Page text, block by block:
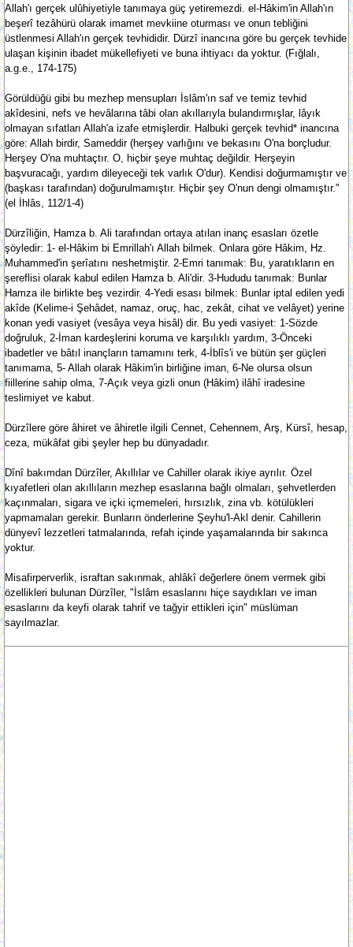
Allah'ı gerçek ulûhiyetiyle tanımaya güç yetiremezdi. el-Hâkim'in Allah'ın
beşerî tezâhürü olarak imamet mevkiine oturması ve onun tebliğini
üstlenmesi Allah'ın gerçek tevhididir. Dürzî inancına göre bu gerçek tevhide
ulaşan kişinin ibadet mükellefiyeti ve buna ihtiyacı da yoktur. (Fığlalı,
a.g.e., 174-175)
Görüldüğü gibi bu mezhep mensupları İslâm'ın saf ve temiz tevhid
akîdesini, nefs ve hevâlarına tâbi olan akıllarıyla bulandırmışlar, lâyık
olmayan sıfatları Allah'a izafe etmişlerdir. Halbuki gerçek tevhid* inancına
göre: Allah birdir, Sameddir (herşey varlığını ve bekasını O'na borçludur.
Herşey O'na muhtaçtır. O, hiçbir şeye muhtaç değildir. Herşeyin
başvuracağı, yardım dileyeceği tek varlık O'dur). Kendisi doğurmamıştır ve
(başkası tarafından) doğurulmamıştır. Hiçbir şey O'nun dengi olmamıştır."
(el İhlâs, 112/1-4)
Dürzîliğin, Hamza b. Ali tarafından ortaya atılan inanç esasları özetle
şöyledir: 1- el-Hâkim bi Emrillah'ı Allah bilmek. Onlara göre Hâkim, Hz.
Muhammed'in şerîatını neshetmiştir. 2-Emri tanımak: Bu, yaratıkların en
şereflisi olarak kabul edilen Hamza b. Ali'dir. 3-Hududu tanımak: Bunlar
Hamza ile birlikte beş vezirdir. 4-Yedi esası bilmek: Bunlar iptal edilen yedi
akîde (Kelime-i Şehâdet, namaz, oruç, hac, zekât, cihat ve velâyet) yerine
konan yedi vasiyet (vesâya veya hisâl) dir. Bu yedi vasiyet: 1-Sözde
doğruluk, 2-İman kardeşlerini koruma ve karşılıklı yardım, 3-Önceki
ibadetler ve bâtıl inançların tamamını terk, 4-İblîs'i ve bütün şer güçleri
tanımama, 5- Allah olarak Hâkim'in birliğine iman, 6-Ne olursa olsun
fiillerine sahip olma, 7-Açık veya gizli onun (Hâkim) ilâhî iradesine
teslimiyet ve kabut.
Dürzîlere göre âhiret ve âhiretle ilgili Cennet, Cehennem, Arş, Kürsî, hesap,
ceza, mükâfat gibi şeyler hep bu dünyadadır.
Dînî bakımdan Dürzîler, Akıllılar ve Cahiller olarak ikiye ayrılır. Özel
kıyafetleri olan akıllıların mezhep esaslarına bağlı olmaları, şehvetlerden
kaçınmaları, sigara ve içki içmemeleri, hırsızlık, zina vb. kötülükleri
yapmamaları gerekir. Bunların önderlerine Şeyhu'l-Akl denir. Cahillerin
dünyevî lezzetleri tatmalarında, refah içinde yaşamalarında bir sakınca
yoktur.
Misafirperverlik, israftan sakınmak, ahlâkî değerlere önem vermek gibi
özellikleri bulunan Dürzîler, "İslâm esaslarını hiçe saydıkları ve iman
esaslarını da keyfi olarak tahrif ve tağyir ettikleri için" müslüman
sayılmazlar.